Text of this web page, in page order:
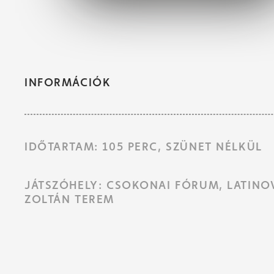
INFORMÁCIÓK
IDŐTARTAM: 105 PERC, SZÜNET NÉLKÜL
JÁTSZÓHELY: CSOKONAI FÓRUM,
ZOLTÁN TEREM